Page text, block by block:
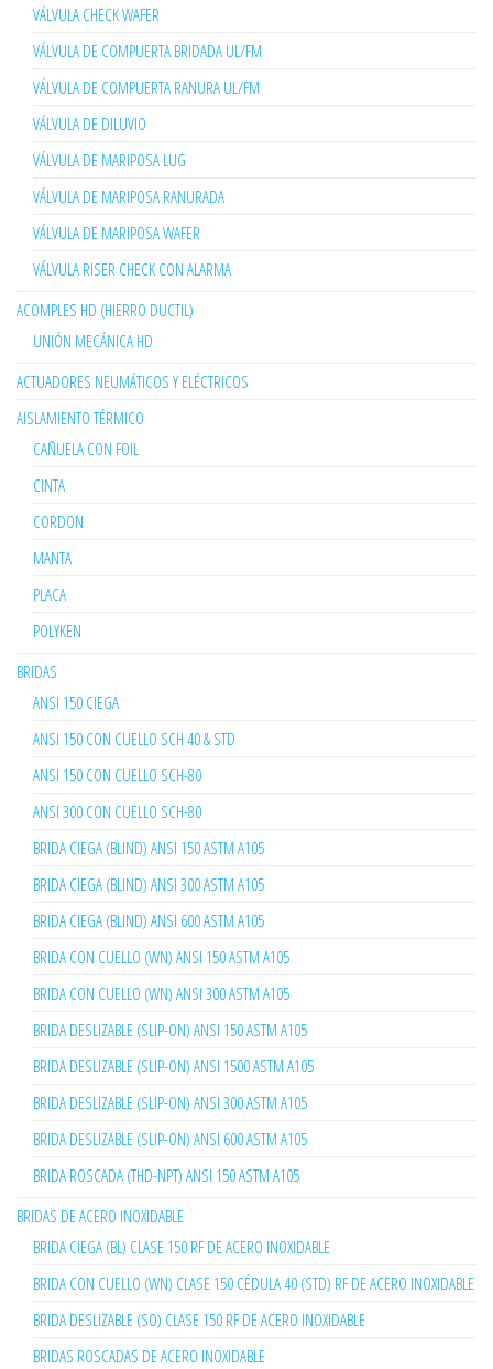
VÁLVULA CHECK WAFER
VÁLVULA DE COMPUERTA BRIDADA UL/FM
VÁLVULA DE COMPUERTA RANURA UL/FM
VÁLVULA DE DILUVIO
VÁLVULA DE MARIPOSA LUG
VÁLVULA DE MARIPOSA RANURADA
VÁLVULA DE MARIPOSA WAFER
VÁLVULA RISER CHECK CON ALARMA
ACOMPLES HD (HIERRO DUCTIL)
UNIÓN MECÁNICA HD
ACTUADORES NEUMÁTICOS Y ELÉCTRICOS
AISLAMIENTO TÉRMICO
CAÑUELA CON FOIL
CINTA
CORDON
MANTA
PLACA
POLYKEN
BRIDAS
ANSI 150 CIEGA
ANSI 150 CON CUELLO SCH 40 & STD
ANSI 150 CON CUELLO SCH-80
ANSI 300 CON CUELLO SCH-80
BRIDA CIEGA (BLIND) ANSI 150 ASTM A105
BRIDA CIEGA (BLIND) ANSI 300 ASTM A105
BRIDA CIEGA (BLIND) ANSI 600 ASTM A105
BRIDA CON CUELLO (WN) ANSI 150 ASTM A105
BRIDA CON CUELLO (WN) ANSI 300 ASTM A105
BRIDA DESLIZABLE (SLIP-ON) ANSI 150 ASTM A105
BRIDA DESLIZABLE (SLIP-ON) ANSI 1500 ASTM A105
BRIDA DESLIZABLE (SLIP-ON) ANSI 300 ASTM A105
BRIDA DESLIZABLE (SLIP-ON) ANSI 600 ASTM A105
BRIDA ROSCADA (THD-NPT) ANSI 150 ASTM A105
BRIDAS DE ACERO INOXIDABLE
BRIDA CIEGA (BL) CLASE 150 RF DE ACERO INOXIDABLE
BRIDA CON CUELLO (WN) CLASE 150 CÉDULA 40 (STD) RF DE ACERO INOXIDABLE
BRIDA DESLIZABLE (SO) CLASE 150 RF DE ACERO INOXIDABLE
BRIDAS ROSCADAS DE ACERO INOXIDABLE